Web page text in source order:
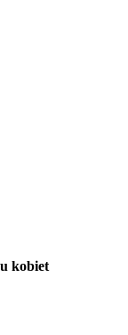
kobiet